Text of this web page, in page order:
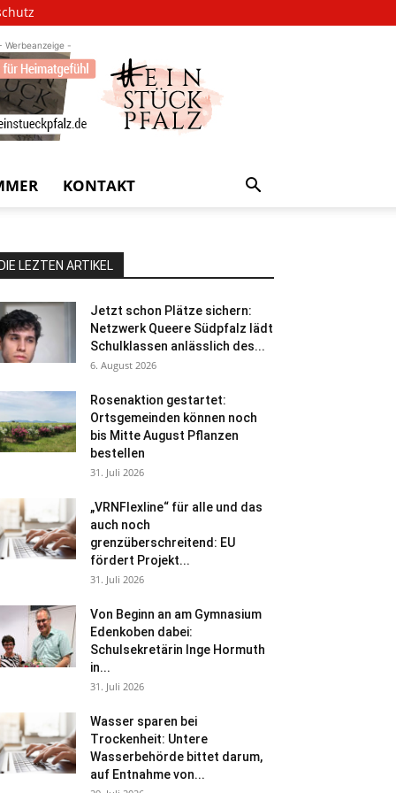
Werbeanzeige -
KONTAKT
DIE LEZTEN ARTIKEL
Jetzt schon Plätze sichern:
Netzwerk Queere Südpfalz lädt
Schulklassen anlässlich des...
6. August 2026
Rosenaktion gestartet:
Ortsgemeinden können noch
bis Mitte August Pflanzen
bestellen
31. Juli 2026
„VRNFlexline“ für alle und das
auch noch
grenzüberschreitend: EU
fördert Projekt...
31. Juli 2026
Von Beginn an am Gymnasium
Edenkoben dabei:
Schulsekretärin Inge Hormuth
in...
31. Juli 2026
Wasser sparen bei
Trockenheit: Untere
Wasserbehörde bittet darum,
auf Entnahme von...